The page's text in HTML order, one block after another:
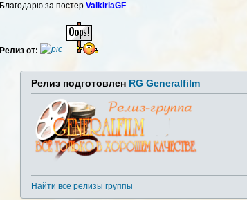
Благодарю за постер ValkiriaGF
Релиз от:
Релиз подготовлен RG Generalfilm
Найти все релизы группы